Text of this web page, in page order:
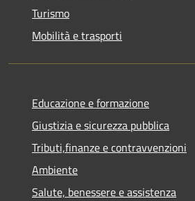
Turismo
Mobilità e trasporti
Educazione e formazione
Giustizia e sicurezza pubblica
Tributi,finanze e contravvenzioni
Ambiente
Salute, benessere e assistenza